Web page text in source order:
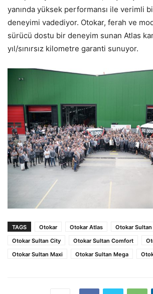
yanında yüksek performansı ile verimli
deneyimi vadediyor. Otokar, ferah ve
sürücü dostu bir deneyim sunan Atlas
yıl/sınırsız kilometre garanti sunuyor.
TAGS Otokar Otokar Atlas
Otokar Sultan
Otokar Sultan City
Otokar Sultan Comfort
Otokar Sultan Maxi
Otokar Sultan Mega